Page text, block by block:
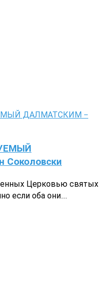
Церковью святых
если оба они...